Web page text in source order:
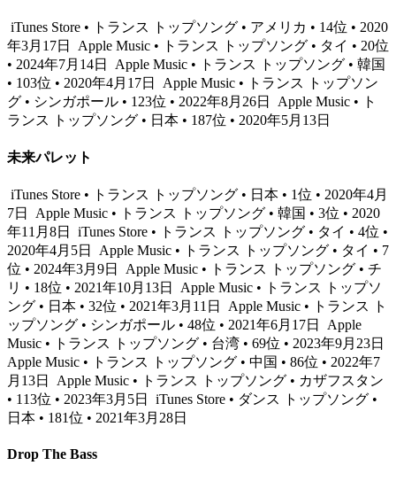
iTunes Store • トランス トップソング • アメリカ • 14位 • 2020
年3月17日
Apple Music • トランス トップソング • タイ • 20位
• 2024年7月14日
Apple Music • トランス トップソング • 韓国
• 103位 • 2020年4月17日
Apple Music • トランス トップソン
グ • シンガポール • 123位 • 2022年8月26日
Apple Music • ト
ランス トップソング • 日本 • 187位 • 2020年5月13日
未来パレット
iTunes Store • トランス トップソング • 日本 • 1位 • 2020年4月
7日
Apple Music • トランス トップソング • 韓国 • 3位 • 2020
年11月8日
iTunes Store • トランス トップソング • タイ • 4位 •
2020年4月5日
Apple Music • トランス トップソング • タイ • 7
位 • 2024年3月9日
Apple Music • トランス トップソング • チ
リ • 18位 • 2021年10月13日
Apple Music • トランス トップソ
ング • 日本 • 32位 • 2021年3月11日
Apple Music • トランス ト
ップソング • シンガポール • 48位 • 2021年6月17日
Apple
Music • トランス トップソング • 台湾 • 69位 • 2023年9月23日
Apple Music • トランス トップソング • 中国 • 86位 • 2022年7
月13日
Apple Music • トランス トップソング • カザフスタン
• 113位 • 2023年3月5日
iTunes Store • ダンス トップソング •
日本 • 181位 • 2021年3月28日
Drop The Bass